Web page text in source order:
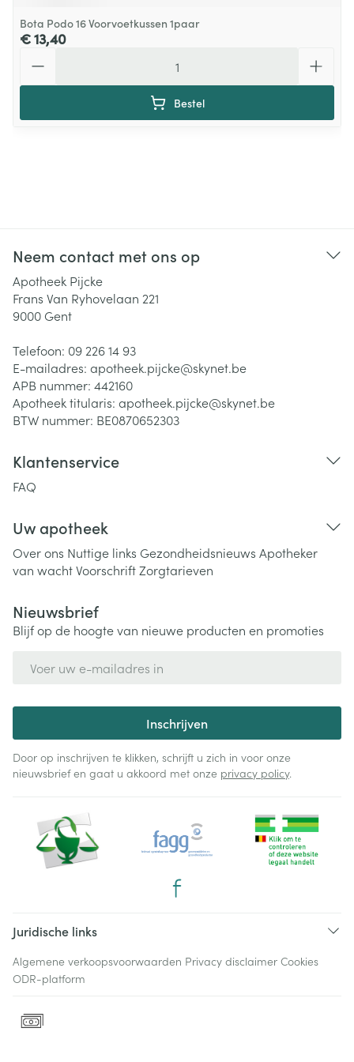
Bota Podo 16 Voorvoetkussen 1paar
€ 13,40
Bestel
Neem contact met ons op
Apotheek Pijcke
Frans Van Ryhovelaan 221
9000 Gent
Telefoon: 09 226 14 93
E-mailadres: apotheek.pijcke@skynet.be
APB nummer: 442160
Apotheek titularis: apotheek.pijcke@skynet.be
BTW nummer: BE0870652303
Klantenservice
FAQ
Uw apotheek
Over ons Nuttige links Gezondheidsnieuws Apotheker
van wachtVoorschriftZorgtarieven
Nieuwsbrief
Blijf op de hoogte van nieuwe producten en promoties
Inschrijven
Door op inschrijven te klikken, schrijft u zich in voor onze
nieuwsbrief en gaat u akkoord met onze privacy policy.
Juridische links
Algemene verkoopsvoorwaarden Privacy disclaimer Cookies
ODR-platform